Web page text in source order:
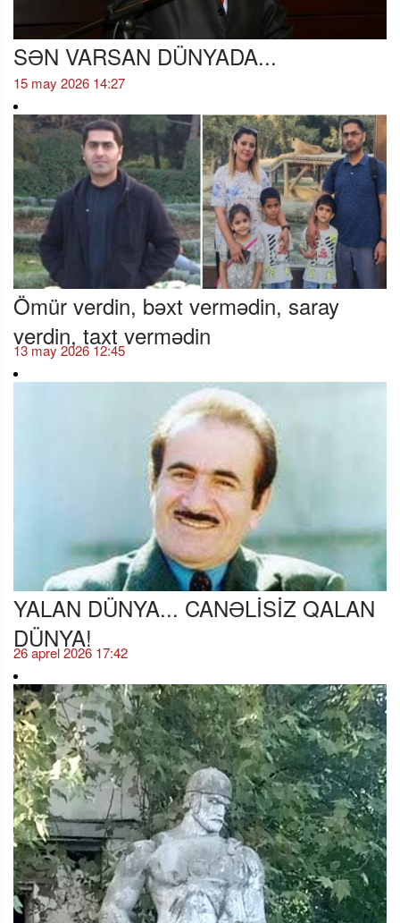
SƏN VARSAN DÜNYADA...
15 may 2026 14:27
Ömür verdin, bəxt vermədin, saray
verdin, taxt vermədin
13 may 2026 12:45
YALAN DÜNYA... CANƏLİSİZ QALAN
DÜNYA!
26 aprel 2026 17:42